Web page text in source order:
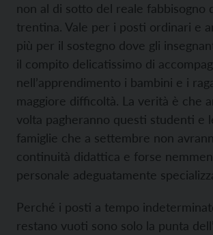
non al di sotto del reale fabbisogno
trentina. Vale per i posti ordinari e
più per il sostegno dove gli
il compito delicatissimo di
nell’apprendimento i bambini e i
maggiore difficoltà. La verità è che
volta pagheranno questi studenti e
famiglie che a settembre non
continuità didattica e forse
personale adeguatamente
Perché i posti a tempo
restano vuoti sono solo la punta